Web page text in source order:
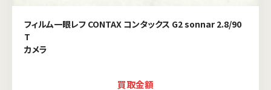
フィルム一眼レフ CONTAX コンタックス G2 sonnar 2.8/90
T
カメラ
買取金額